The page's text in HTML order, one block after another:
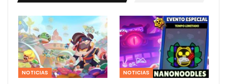
NOTICIAS NOTICIAS